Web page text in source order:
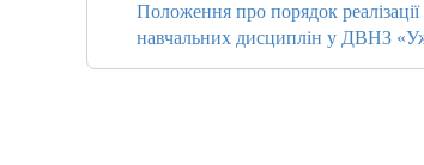
Положення про порядок
навчальних дисциплін у ДВНЗ